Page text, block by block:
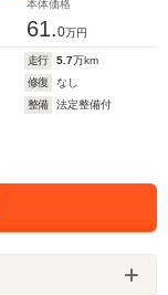
本体価格
61.0万円
走行 5.7万km
修復
なし
整備
法定整備付